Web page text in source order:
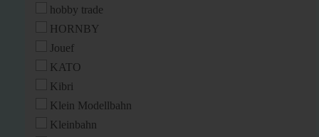
hobby trade
HORNBY
Jouef
KATO
Kibri
Klein Modellbahn
Kleinbahn